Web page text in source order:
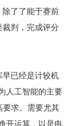
了了能于赛前
判，完成评分
已经是计较机
人工智能的主要
要求。需要尤其
开运算，以是电